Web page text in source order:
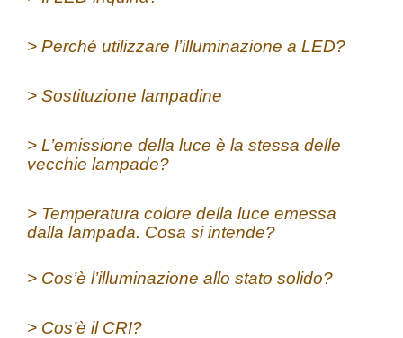
> Perché utilizzare l’illuminazione a LED?
> Sostituzione lampadine
> L’emissione della luce è la stessa delle
vecchie lampade?
> Temperatura colore della luce emessa
dalla lampada. Cosa si intende?
> Cos’è l’illuminazione allo stato solido?
> Cos’è il CRI?